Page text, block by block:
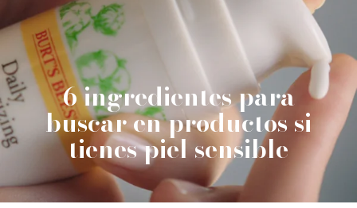
6 ingredientes para
buscar en productos si
tienes piel sensible